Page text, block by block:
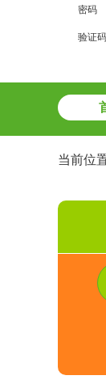
密码
验证码
当前位